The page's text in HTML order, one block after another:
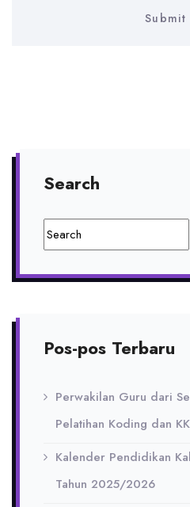
Search
Pos-pos Terbaru
Perwakilan Guru dari
Pelatihan Koding dan
Kalender Pendidikan
Tahun 2025/2026